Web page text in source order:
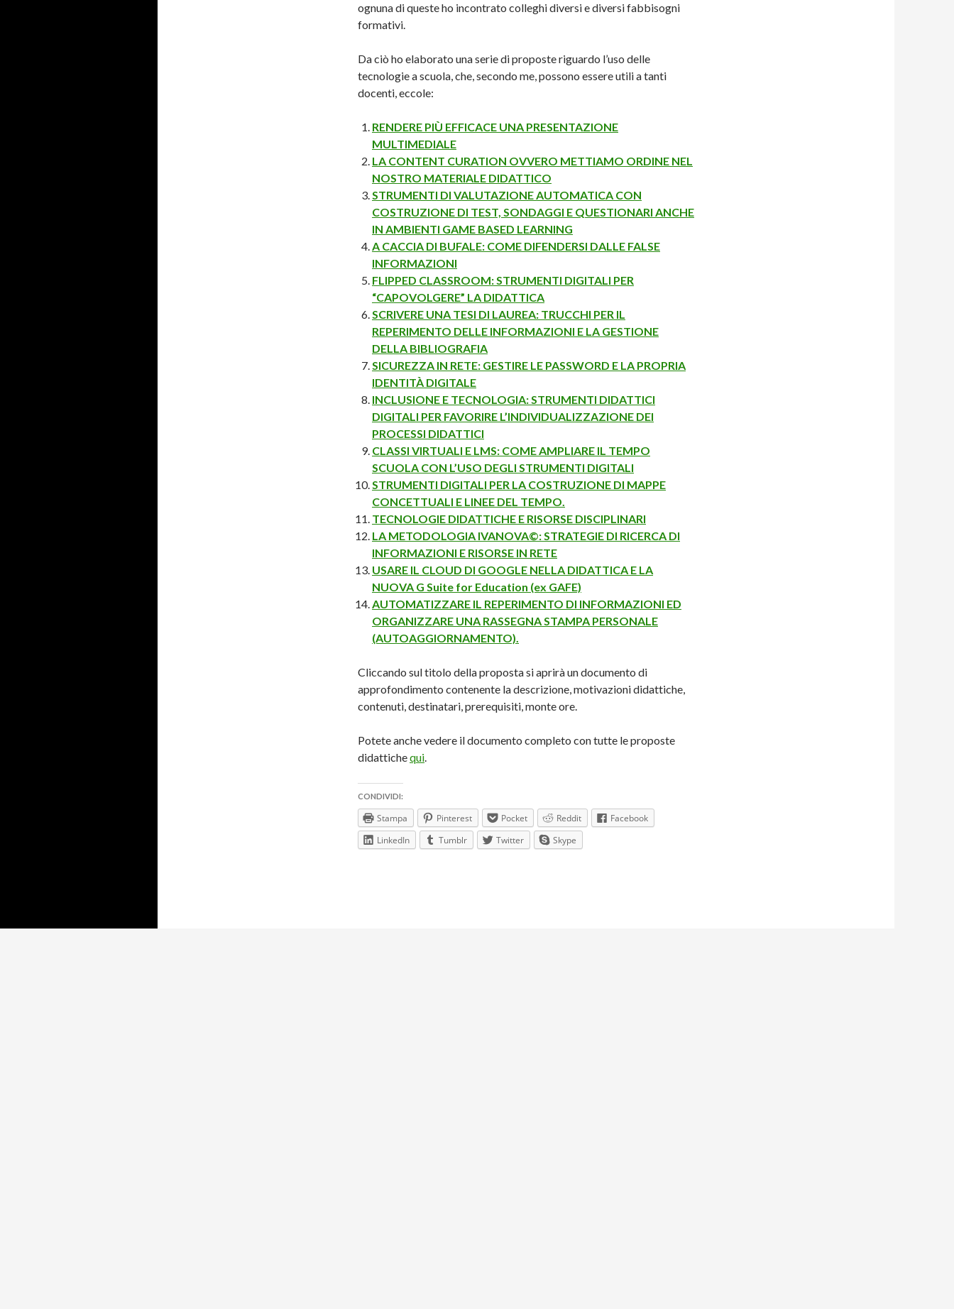
ognuna di queste ho incontrato colleghi diversi e diversi fabbisogni
formativi.
Da ciò ho elaborato una serie di proposte riguardo l’uso delle
tecnologie a scuola, che, secondo me, possono essere utili a tanti
docenti, eccole:
RENDERE PIÙ EFFICACE UNA PRESENTAZIONE
MULTIMEDIALE
LA CONTENT CURATION OVVERO METTIAMO ORDINE NEL
NOSTRO MATERIALE DIDATTICO
STRUMENTI DI VALUTAZIONE AUTOMATICA CON
COSTRUZIONE DI TEST, SONDAGGI E QUESTIONARI ANCHE
IN AMBIENTI GAME BASED LEARNING
A CACCIA DI BUFALE: COME DIFENDERSI DALLE FALSE
INFORMAZIONI
FLIPPED CLASSROOM: STRUMENTI DIGITALI PER
“CAPOVOLGERE” LA DIDATTICA
SCRIVERE UNA TESI DI LAUREA: TRUCCHI PER IL
REPERIMENTO DELLE INFORMAZIONI E LA GESTIONE
DELLA BIBLIOGRAFIA
SICUREZZA IN RETE: GESTIRE LE PASSWORD E LA PROPRIA
IDENTITÀ DIGITALE
INCLUSIONE E TECNOLOGIA: STRUMENTI DIDATTICI
DIGITALI PER FAVORIRE L’INDIVIDUALIZZAZIONE DEI
PROCESSI DIDATTICI
CLASSI VIRTUALI E LMS: COME AMPLIARE IL TEMPO
SCUOLA CON L’USO DEGLI STRUMENTI DIGITALI
STRUMENTI DIGITALI PER LA COSTRUZIONE DI MAPPE
CONCETTUALI E LINEE DEL TEMPO.
TECNOLOGIE DIDATTICHE E RISORSE DISCIPLINARI
LA METODOLOGIA IVANOVA©: STRATEGIE DI RICERCA DI
INFORMAZIONI E RISORSE IN RETE
USARE IL CLOUD DI GOOGLE NELLA DIDATTICA E LA
NUOVA G Suite for Education (ex GAFE)
AUTOMATIZZARE IL REPERIMENTO DI INFORMAZIONI ED
ORGANIZZARE UNA RASSEGNA STAMPA PERSONALE
(AUTOAGGIORNAMENTO).
Cliccando sul titolo della proposta si aprirà un documento di
approfondimento contenente la descrizione, motivazioni didattiche,
contenuti, destinatari, prerequisiti, monte ore.
Potete anche vedere il documento completo con tutte le proposte
didattichequi.
CONDIVIDI:
Stampa Pinterest Pocket Reddit
Facebook
LinkedIn
Tumblr Twitter Skype